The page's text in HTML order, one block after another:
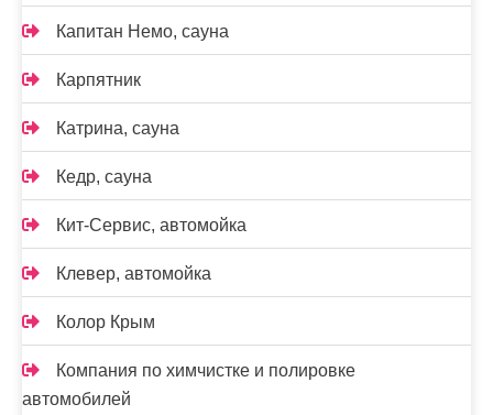
Капитан Немо, сауна
Карпятник
Катрина, сауна
Кедр, сауна
Кит-Сервис, автомойка
Клевер, автомойка
Колор Крым
Компания по химчистке и полировке
автомобилей